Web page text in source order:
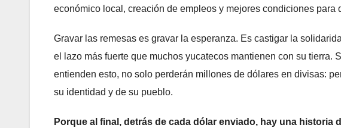
económico local, creación de empleos y mejores condiciones para
Gravar las remesas es gravar la esperanza. Es castigar la
el lazo más fuerte que muchos yucatecos mantienen con su tierra.
entienden esto, no solo perderán millones de dólares en divisas:
su identidad y de su pueblo.
Porque al final, detrás de cada dólar enviado, hay una historia